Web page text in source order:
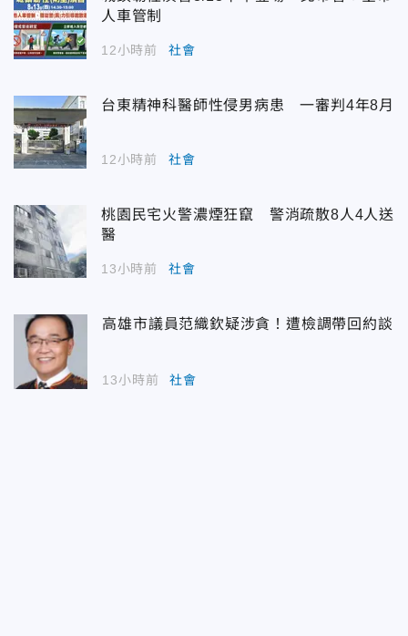
人車管制
12小時前 社會
台東精神科醫師性侵男病患 一審判4年8月
12小時前 社會
桃園民宅火警濃煙狂竄 警消疏散8人4人送
醫
13小時前 社會
高雄市議員范織欽疑涉貪！遭檢調帶回約談
13小時前 社會